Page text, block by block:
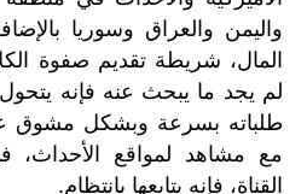
واليمن والعراق وسوريا
المال، شريطة تقديم صفوة
لم يجد ما يبحث عنه فإنه
طلباته بسرعة وبشكل مشوق
مع مشاهد لمواقع
القناة، فإنه يتابعها بانتظام.